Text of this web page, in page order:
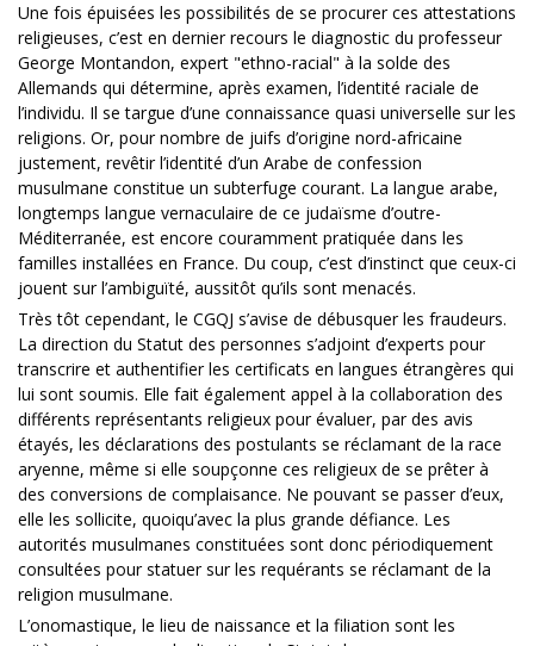
Une fois épuisées les possibilités de se procurer ces attestations
religieuses, c’est en dernier recours le diagnostic du professeur
George Montandon, expert "ethno-racial" à la solde des
Allemands qui détermine, après examen, l’identité raciale de
l’individu. Il se targue d’une connaissance quasi universelle sur les
religions. Or, pour nombre de juifs d’origine nord-africaine
justement, revêtir l’identité d’un Arabe de confession
musulmane constitue un subterfuge courant. La langue arabe,
longtemps langue vernaculaire de ce judaïsme d’outre-
Méditerranée, est encore couramment pratiquée dans les
familles installées en France. Du coup, c’est d’instinct que ceux-ci
jouent sur l’ambiguïté, aussitôt qu’ils sont menacés.
Très tôt cependant, le CGQJ s’avise de débusquer les fraudeurs.
La direction du Statut des personnes s’adjoint d’experts pour
transcrire et authentifier les certificats en langues étrangères qui
lui sont soumis. Elle fait également appel à la collaboration des
différents représentants religieux pour évaluer, par des avis
étayés, les déclarations des postulants se réclamant de la race
aryenne, même si elle soupçonne ces religieux de se prêter à
des conversions de complaisance. Ne pouvant se passer d’eux,
elle les sollicite, quoiqu’avec la plus grande défiance. Les
autorités musulmanes constituées sont donc périodiquement
consultées pour statuer sur les requérants se réclamant de la
religion musulmane.
L’onomastique, le lieu de naissance et la filiation sont les